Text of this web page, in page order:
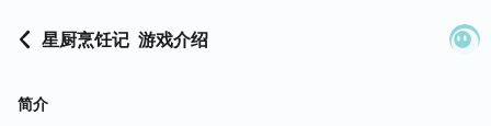
星厨烹饪记 游戏介绍
简介